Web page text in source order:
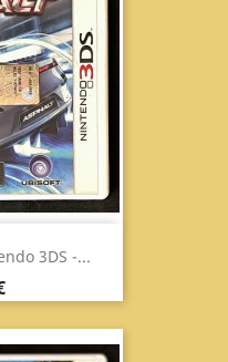
3DS -...